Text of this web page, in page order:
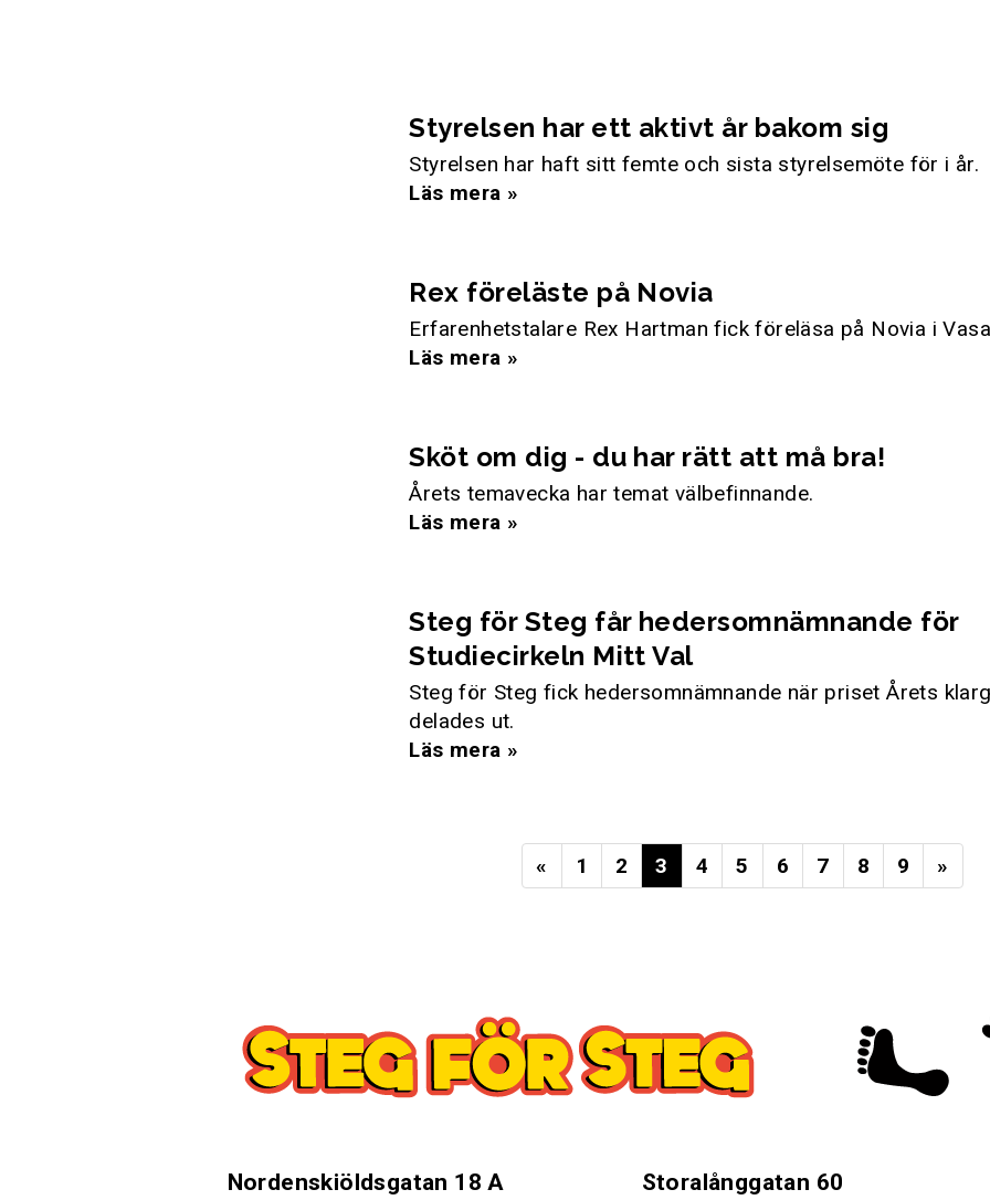
Styrelsen har ett aktivt år bakom sig
Styrelsen har haft sitt femte och sista styrelsemöte för i år.
Läs mera »
Rex föreläste på Novia
Erfarenhetstalare Rex Hartman fick föreläsa på Novia i Vasa
Läs mera »
Sköt om dig - du har rätt att må bra!
Årets temavecka har temat välbefinnande.
Läs mera »
Steg för Steg får hedersomnämnande för
Studiecirkeln Mitt Val
Steg för Steg fick hedersomnämnande när priset Årets
delades ut.
Läs mera »
« 1 2 3 4 5 6 7 8 9 »
Nordenskiöldsgatan 18 A
Storalånggatan 60